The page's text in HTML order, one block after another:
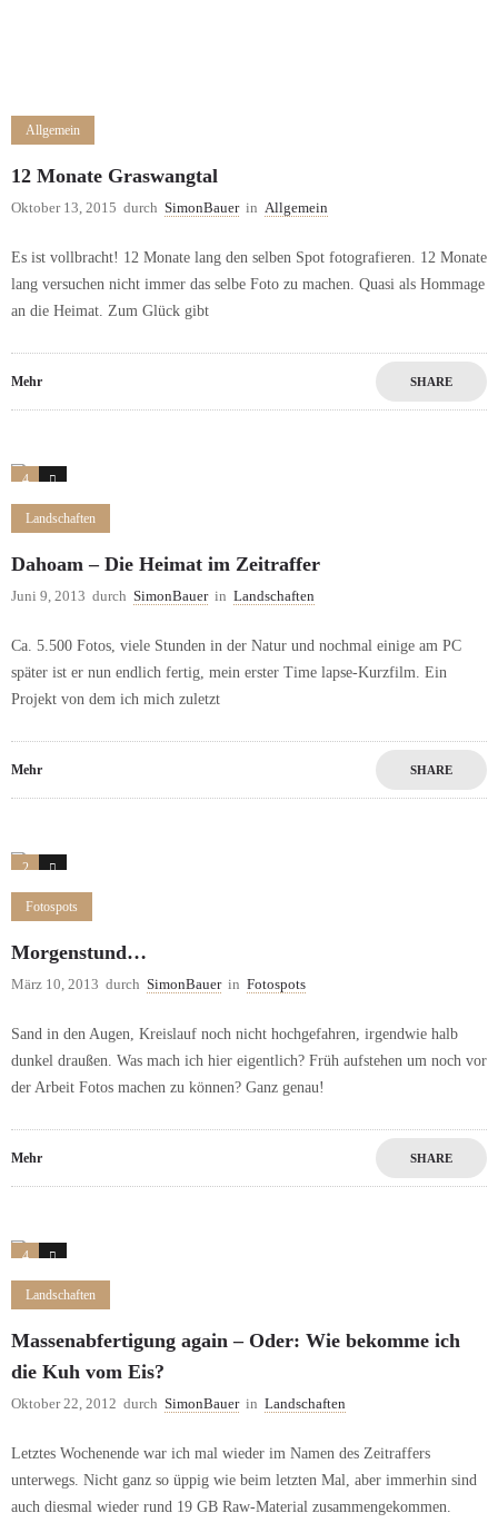
Allgemein
12 Monate Graswangtal
Oktober 13, 2015 durch SimonBauer in Allgemein
Es ist vollbracht! 12 Monate lang den selben Spot fotografieren. 12 Monate
lang versuchen nicht immer das selbe Foto zu machen. Quasi als Hommage
an die Heimat. Zum Glück gibt
Mehr SHARE
4 2
Landschaften
Dahoam – Die Heimat im Zeitraffer
Juni 9, 2013 durch SimonBauer in Landschaften
Ca. 5.500 Fotos, viele Stunden in der Natur und nochmal einige am PC
später ist er nun endlich fertig, mein erster Time lapse-Kurzfilm. Ein
Projekt von dem ich mich zuletzt
Mehr SHARE
2 0
Fotospots
Morgenstund…
März 10, 2013 durch SimonBauer in Fotospots
Sand in den Augen, Kreislauf noch nicht hochgefahren, irgendwie halb
dunkel draußen. Was mach ich hier eigentlich? Früh aufstehen um noch vor
der Arbeit Fotos machen zu können? Ganz genau!
Mehr SHARE
4 0
Landschaften
Massenabfertigung again – Oder: Wie bekomme ich
die Kuh vom Eis?
Oktober 22, 2012 durch SimonBauer in Landschaften
Letztes Wochenende war ich mal wieder im Namen des Zeitraffers
unterwegs. Nicht ganz so üppig wie beim letzten Mal, aber immerhin sind
auch diesmal wieder rund 19 GB Raw-Material zusammengekommen.